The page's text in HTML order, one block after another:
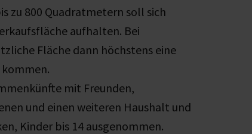
zu 800 Quadratmetern soll sich
aufhalten. Bei
Fläche dann höchstens eine
mit Freunden,
und einen weiteren Haushalt und
Kinder bis 14 ausgenommen.